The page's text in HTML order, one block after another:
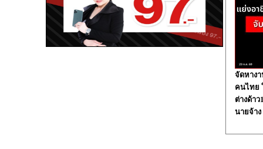
จัดหาง
คนไทย
ต่างด้า
นายจ้าง